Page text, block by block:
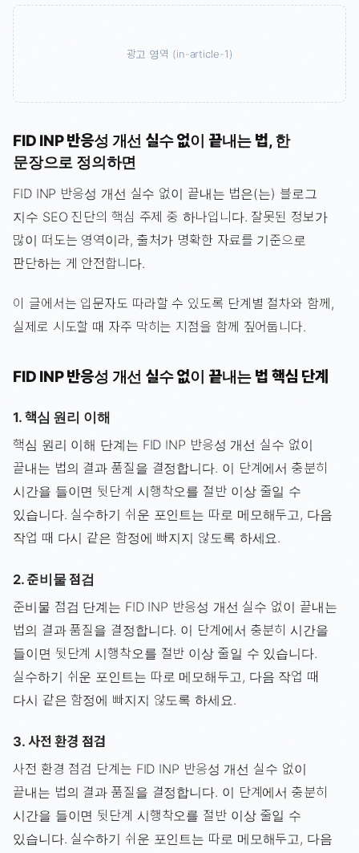
광고 영역 (in-article-1)
FID INP 반응성 개선 실수 없이 끝내는 법, 한
문장으로 정의하면
FID INP 반응성 개선 실수 없이 끝내는 법은(는) 블로그
지수 SEO 진단의 핵심 주제 중 하나입니다. 잘못된 정보가
많이 떠도는 영역이라, 출처가 명확한 자료를 기준으로
판단하는 게 안전합니다.
이 글에서는 입문자도 따라할 수 있도록 단계별 절차와 함께,
실제로 시도할 때 자주 막히는 지점을 함께 짚어둡니다.
FID INP 반응성 개선 실수 없이 끝내는 법 핵심 단계
1. 핵심 원리 이해
핵심 원리 이해 단계는 FID INP 반응성 개선 실수 없이
끝내는 법의 결과 품질을 결정합니다. 이 단계에서 충분히
시간을 들이면 뒷단계 시행착오를 절반 이상 줄일 수
있습니다. 실수하기 쉬운 포인트는 따로 메모해두고, 다음
작업 때 다시 같은 함정에 빠지지 않도록 하세요.
2. 준비물 점검
준비물 점검 단계는 FID INP 반응성 개선 실수 없이 끝내는
법의 결과 품질을 결정합니다. 이 단계에서 충분히 시간을
들이면 뒷단계 시행착오를 절반 이상 줄일 수 있습니다.
실수하기 쉬운 포인트는 따로 메모해두고, 다음 작업 때
다시 같은 함정에 빠지지 않도록 하세요.
3. 사전 환경 점검
사전 환경 점검 단계는 FID INP 반응성 개선 실수 없이
끝내는 법의 결과 품질을 결정합니다. 이 단계에서 충분히
시간을 들이면 뒷단계 시행착오를 절반 이상 줄일 수
있습니다. 실수하기 쉬운 포인트는 따로 메모해두고, 다음